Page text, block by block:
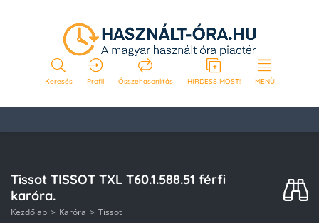
Keresés Profil Összehasonlítás HIRDESS MOST! MENÜ
Tissot TISSOT TXL T60.1.588.51 férfi
karóra.
Kezdőlap Karóra Tissot